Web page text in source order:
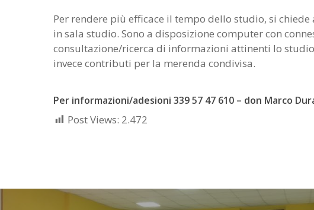
Per rendere più efficace il tempo dello studio, si
in sala studio. Sono a disposizione computer con
consultazione/ricerca di informazioni attinenti lo
invece contributi per la merenda condivisa.
Per informazioni/adesioni 339 57 47 610 – don Marco
Post Views: 2.472